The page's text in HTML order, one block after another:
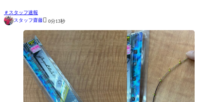
スタッフ速報
スタッフ齋藤 0分13秒